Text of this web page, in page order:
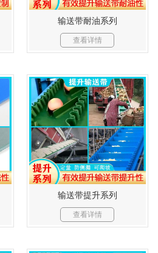
输送带耐油系列
查看详情
输送带提升系列
查看详情